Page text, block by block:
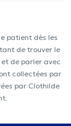
patient dès les
de trouver le
de parler avec
collectées par
par Clothilde